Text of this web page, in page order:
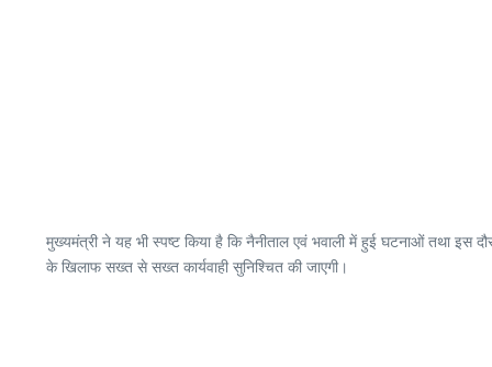
मुख्यमंत्री ने यह भी स्पष्ट किया है कि नैनीताल एवं भवाली में हुई घटनाओं तथा इस
के खिलाफ सख्त से सख्त कार्यवाही सुनिश्चित की जाएगी।